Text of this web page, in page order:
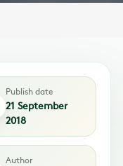
Publish date
21 September
2018
Author